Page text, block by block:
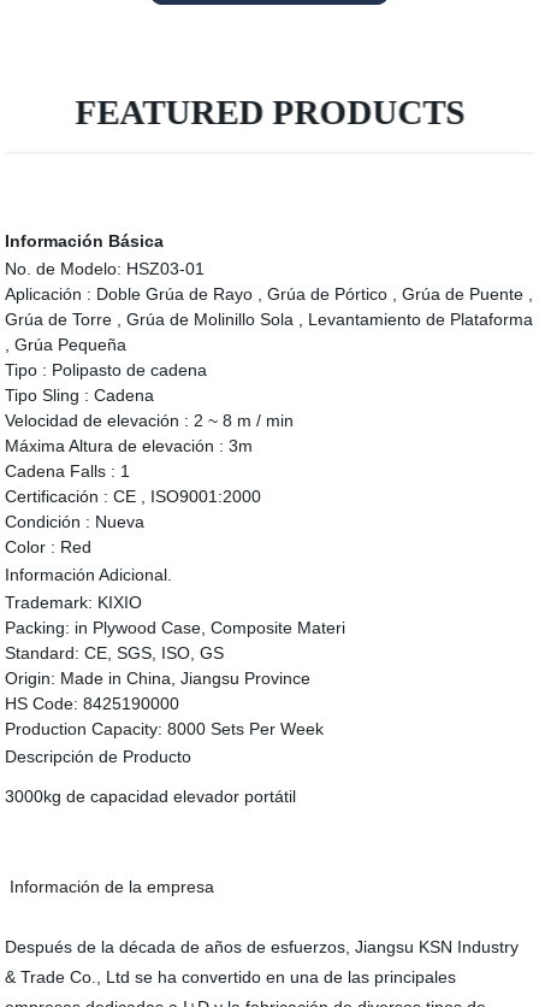
FEATURED PRODUCTS
Información Básica
No. de Modelo: HSZ03-01
Aplicación : Doble Grúa de Rayo , Grúa de Pórtico , Grúa de Puente ,
Grúa de Torre , Grúa de Molinillo Sola , Levantamiento de Plataforma
, Grúa Pequeña
Tipo : Polipasto de cadena
Tipo Sling : Cadena
Velocidad de elevación : 2 ~ 8 m / min
Máxima Altura de elevación : 3m
Cadena Falls : 1
Certificación : CE , ISO9001:2000
Condición : Nueva
Color : Red
Información Adicional.
Trademark: KIXIO
Packing: in Plywood Case, Composite Materi
Standard: CE, SGS, ISO, GS
Origin: Made in China, Jiangsu Province
HS Code: 8425190000
Production Capacity: 8000 Sets Per Week
Descripción de Producto
3000kg de capacidad elevador portátil
Información de la empresa
Después de la década de años de esfuerzos, Jiangsu KSN Industry
& Trade Co., Ltd se ha convertido en una de las principales